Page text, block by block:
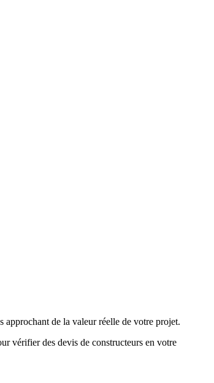
de la valeur réelle de votre projet.
vérifier des devis de constructeurs en votre